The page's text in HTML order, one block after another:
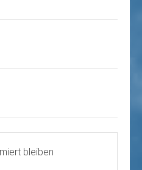
bleiben